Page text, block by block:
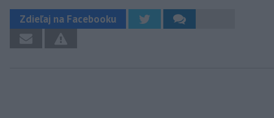
Zdieľaj na Facebooku